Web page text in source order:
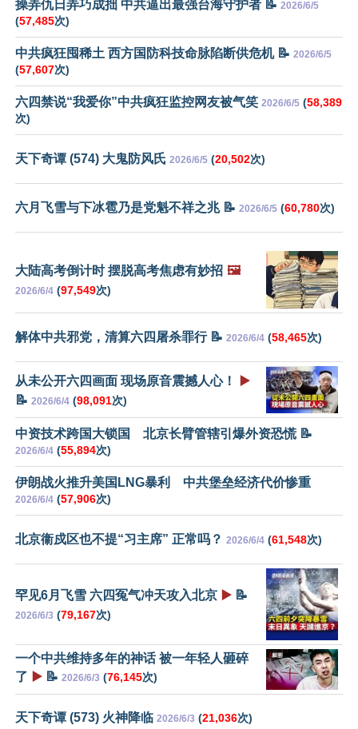
操弄仇日弄巧成拙 中共逼出最强台海守护者 📝 2026/6/5
(57,485次)
中共疯狂囤稀土 西方国防科技命脉陷断供危机 📝 2026/6/5
(57,607次)
六四禁说“我爱你”中共疯狂监控网友被气笑 2026/6/5 (58,389
次)
天下奇谭 (574) 大鬼防风氏 2026/6/5 (20,502次)
六月飞雪与下冰雹乃是党魁不祥之兆 📝 2026/6/5 (60,780次)
大陆高考倒计时 摆脱高考焦虑有妙招 🖼️
2026/6/4 (97,549次)
解体中共邪党，清算六四屠杀罪行 📝 2026/6/4 (58,465次)
从未公开六四画面 现场原音震撼人心！
▶️
📝 2026/6/4 (98,091次)
中资技术跨国大锁国 北京长臂管辖引爆外资恐慌 📝
2026/6/4 (55,894次)
伊朗战火推升美国LNG暴利 中共堡垒经济代价惨重
2026/6/4 (57,906次)
北京衞戍区也不提“习主席” 正常吗？ 2026/6/4 (61,548次)
罕见6月飞雪 六四冤气冲天攻入北京 ▶️ 📝
2026/6/3 (79,167次)
一个中共维持多年的神话 被一年轻人砸碎
了 ▶️ 📝 2026/6/3 (76,145次)
天下奇谭 (573) 火神降临 2026/6/3 (21,036次)